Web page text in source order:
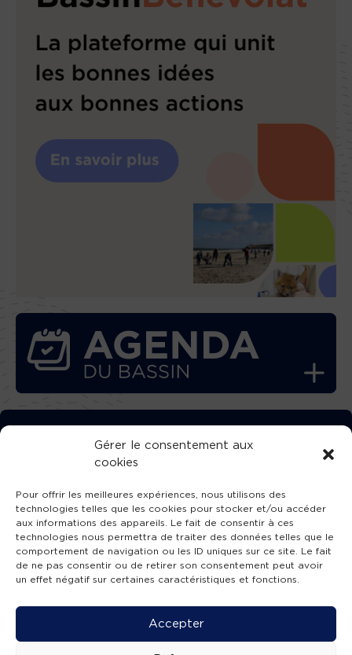
Gérer le consentement aux
cookies
Pour offrir les meilleures expériences, nous utilisons des
technologies telles que les cookies pour stocker et/ou accéder
aux informations des appareils. Le fait de consentir à ces
technologies nous permettra de traiter des données telles que le
comportement de navigation ou les ID uniques sur ce site. Le fait
de ne pas consentir ou de retirer son consentement peut avoir
un effet négatif sur certaines caractéristiques et fonctions.
Accepter
TÉLÉCHARGEZ GRATUITEMENT
L’APPLICATION TVBA !
SUIVEZ-NOUS !
Mentions légales -Accessibilité